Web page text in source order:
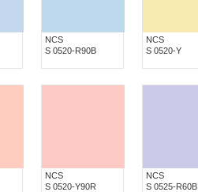
NCS
S 0520-R90B
NCS
S 0520-Y
NCS
S 0520-Y90R
NCS
S 0525-R60B